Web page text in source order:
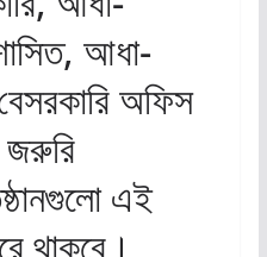
আধা-
অফিস
এই
থাকবে।